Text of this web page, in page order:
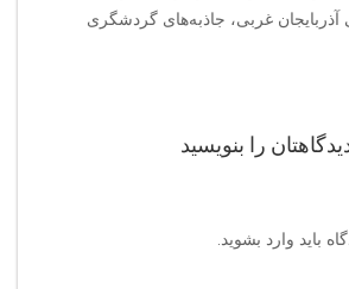
آذربایجان غربی، جاذبه‌های گردشگری
را بنویسید
باید وارد بشوید